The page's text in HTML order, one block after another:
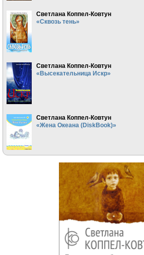
Светлана Коппел-Ковтун
«Сквозь тень»
Светлана Коппел-Ковтун
«Высекательница Искр»
Светлана Коппел-Ковтун
«Жена Океана (DiskBook)»